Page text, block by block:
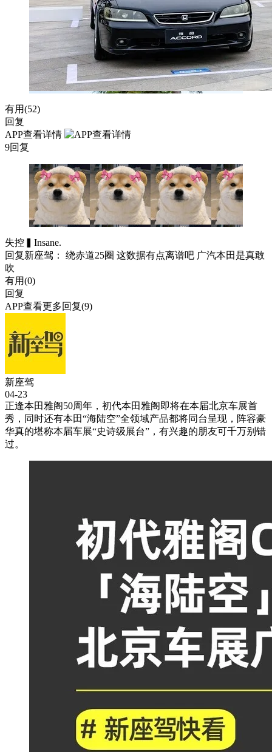
有用(52)
回复
APP查看详情
9回复
失控▍Insane.
回复新座驾 ： 绕赤道25圈 这数据有点离谱吧 广汽本田是真敢
吹
有用(0)
回复
APP查看更多回复(9)
新座驾
04-23
正逢本田雅阁50周年，初代本田雅阁即将在本届北京车展首
秀，同时还有本田“海陆空”全领域产品都将同台呈现，阵容豪
华真的堪称本届车展“史诗级展台”，有兴趣的朋友可千万别错
过。